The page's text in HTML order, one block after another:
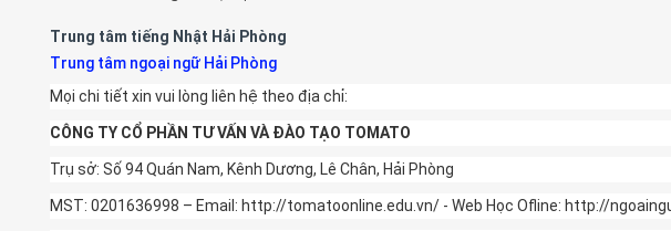
Trung tâm tiếng Nhật Hải Phòng
Trung tâm ngoại ngữ Hải Phòng
Mọi chi tiết xin vui lòng liên hệ theo địa chỉ:
CÔNG TY CỔ PHẦN TƯ VẤN VÀ ĐÀO TẠO TOMATO
Trụ sở: Số 94 Quán Nam, Kênh Dương, Lê Chân, Hải Phòng
MST: 0201636998 – Email: http://tomatoonline.edu.vn/ - Web Học Ofline: http://